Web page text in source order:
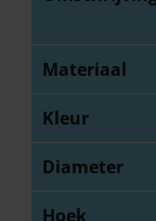
Materiaal
Kleur
Diameter
Hoek